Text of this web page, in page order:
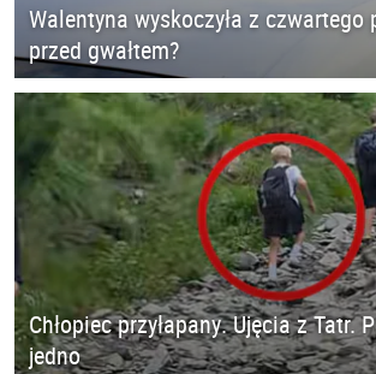
Walentyna wyskoczyła z czwartego
przed gwałtem?
Chłopiec przyłapany. Ujęcia z Tatr.
jedno